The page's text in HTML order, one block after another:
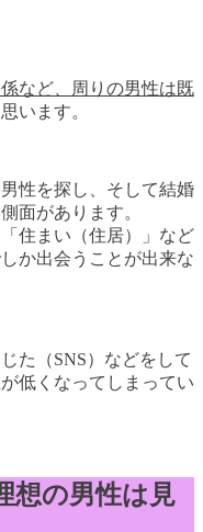
など、周りの男性は既
います。
性を探し、そして結婚
面があります。
住まい（住居）」など
か出会うことが出来な
た（SNS）などをして
低くなってしまってい
想の男性は見